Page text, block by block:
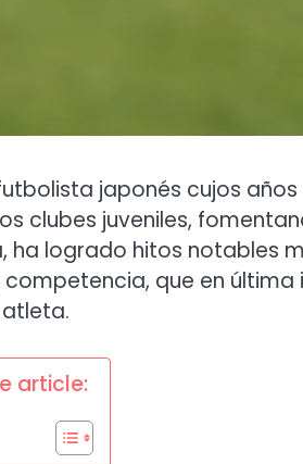
japonés cujos
clubes juveniles,
ha logrado hitos notables
competencia, que en
article: